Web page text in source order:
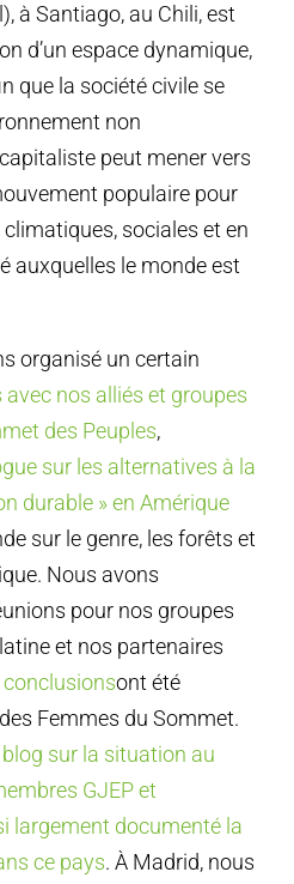
à Santiago, au Chili, est
d’un espace dynamique,
que la société civile se
non
peut mener vers
populaire pour
sociales et en
auxquelles le monde est
organisé un certain
avec nos alliés et groupes
des Peuples,
sur les alternatives à la
durable » en Amérique
sur le genre, les forêts et
Nous avons
pour nos groupes
et nos partenaires
conclusionsont été
Femmes du Sommet.
blog sur la situation au
GJEP et
largement documenté la
ce pays. À Madrid, nous